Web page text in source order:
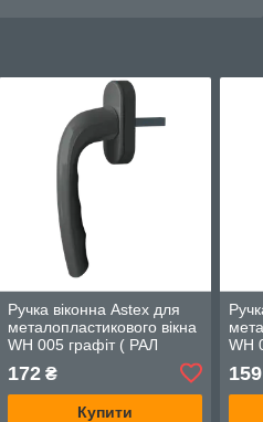
Ручка віконна Astex для
металопластикового вікна
WH 005 графіт ( РАЛ
172₴
Купити
WH
159